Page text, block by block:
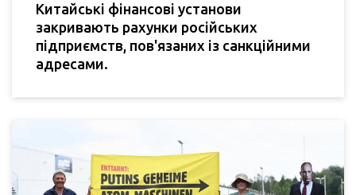
Китайські фінансові установи
закривають рахунки російських
підприємств, пов'язаних із санкційними
адресами.